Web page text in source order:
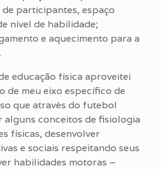
participantes, espaço
nível de habilidade;
e aquecimento para a
educação física aproveitei
de meu eixo específico de
que através do futebol
alguns conceitos de fisiologia
físicas, desenvolver
e sociais respeitando seus
habilidades motoras –